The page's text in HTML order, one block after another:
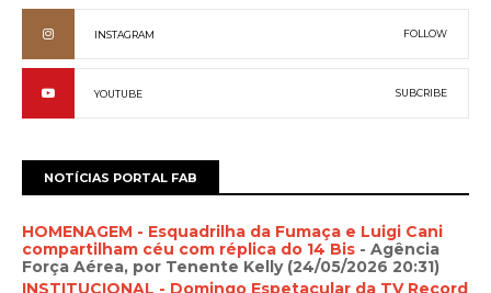
INSTAGRAM FOLLOW
YOUTUBE SUBCRIBE
NOTÍCIAS PORTAL FAB
HOMENAGEM - Esquadrilha da Fumaça e Luigi Cani
compartilham céu com réplica do 14 Bis - Agência
Força Aérea, por Tenente Kelly (24/05/2026 20:31)
INSTITUCIONAL - Domingo Espetacular da TV Record